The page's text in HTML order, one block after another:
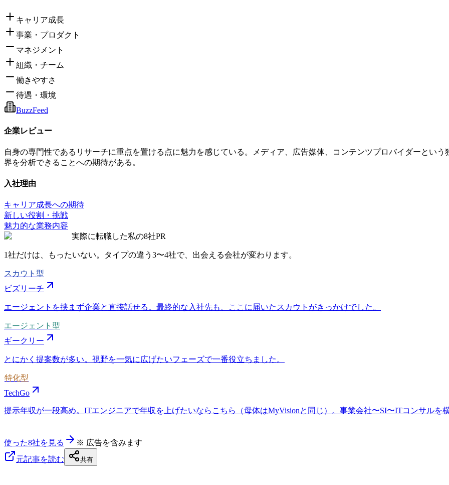
キャリア成長
事業・プロダクト
マネジメント
組織・チーム
働きやすさ
待遇・環境
BuzzFeed
企業レビュー
自身の専門性であるリサーチに重点を置ける点に魅力を感じている。メディア、広告媒体、コンテンツプロバイダーとい
界を分析できることへの期待がある。
入社理由
キャリア成長への期待
新しい役割・挑戦
魅力的な業務内容
実際に転職した私の8社PR
1社だけは、もったいない。タイプの違う 3〜4社で、出会える会社が変わります。
スカウト型
ビズリーチ
エージェントを挟まず企業と直接話せる。最終的な入社先も、ここに届いたスカウトがきっかけでした。
エージェント型
ギークリー
とにかく提案数が多い。視野を一気に広げたいフェーズで一番役立ちました。
特化型
TechGo
提示年収が一段高め。ITエンジニアで年収を上げたいならこちら（母体はMyVisionと同じ）。事業会社〜SI〜ITコンサルを横
使った8社を見る
※ 広告を含みます
元記事を読む
共有